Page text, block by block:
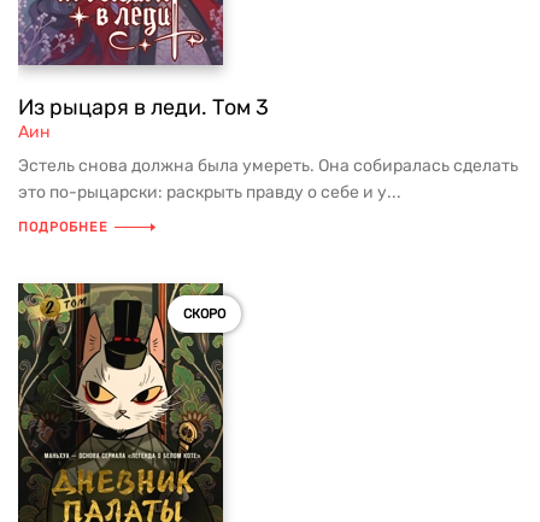
Из рыцаря в леди. Том 3
Аин
Эстель снова должна была умереть. Она собиралась сделать
это по-рыцарски: раскрыть правду о себе и у...
ПОДРОБНЕЕ
СКОРО